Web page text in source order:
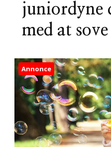
juniordyne
med at
Annonce